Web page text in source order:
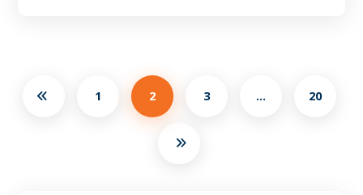
1 2 3 … 20